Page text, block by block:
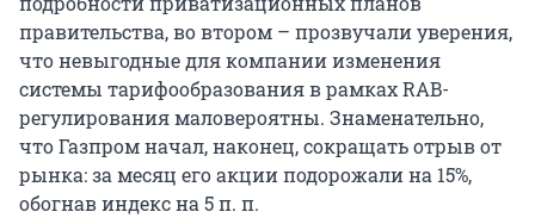
правительства, во втором – прозвучали уверения,
что невыгодные для компании изменения
системы тарифообразования в рамках RAB-
регулирования маловероятны. Знаменательно,
что Газпром начал, наконец, сокращать отрыв от
рынка: за месяц его акции подорожали на 15%,
обогнав индекс на 5 п. п.